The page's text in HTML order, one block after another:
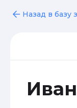
Назад в базу